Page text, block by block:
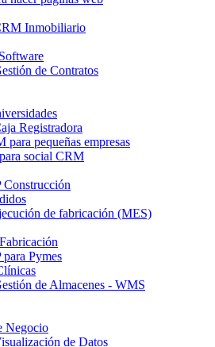
Inmobiliario
de Contratos
Registradora
para pequeñas empresas
social CRM
Construcción
de fabricación (MES)
Pymes
de Almacenes - WMS
Negocio
de Datos